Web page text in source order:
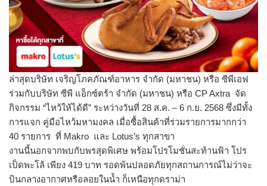
ล่าสุดบริษัท เจริญโภคภัณฑ์อาหาร จำกัด (มหาชน) หรือ ซีพีเอฟ
ร่วมกับบริษัท ซีพี แอ็กซ์ตร้า จำกัด (มหาชน) หรือ CP Axtra จัด
กิจกรรม “ไหว้ให้ได้ดี” ระหว่างวันที่ 28 ส.ค. – 6 ก.ย. 2568 ซึ่งมีทั้ง
การแจก คู่มือไหว้มหามงคล เมื่อซื้อสินค้าที่ร่วมรายการมากกว่า
40 รายการ ที่ Makro และ Lotus’s ทุกสาขา
งานนี้นอกจากพบกับพรสุดพิเศษ พร้อมโปรโมชั่นสะท้านฟ้า โปร
เป็ดพะโล้ เพียง 419 บาท รอดพ้นปลอดภัยทุกสถานการณ์ไม่ว่าจะ
บินกลางอากาศหรือลอยในน้ำ ก็เหนือทุกดราม่า